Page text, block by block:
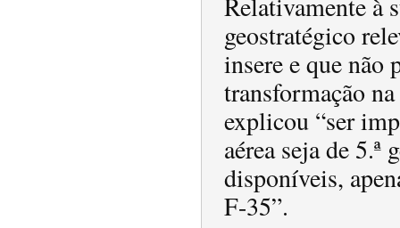
geostratégico
insere e que não
transformação
explicou “ser
aérea seja de 5.ª
disponíveis,
F-35”.